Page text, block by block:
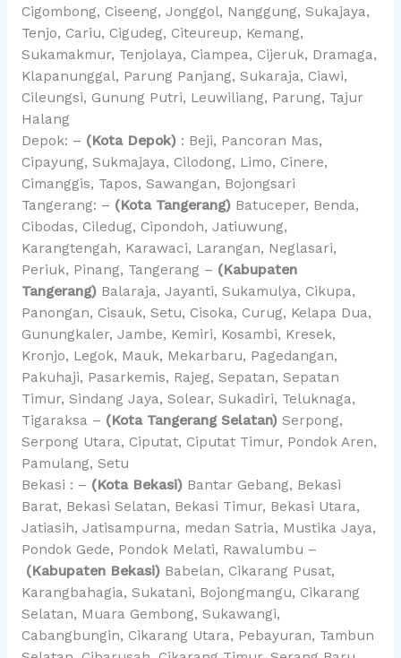
Cigombong, Ciseeng, Jonggol, Nanggung, Sukajaya,
Tenjo, Cariu, Cigudeg, Citeureup, Kemang,
Sukamakmur, Tenjolaya, Ciampea, Cijeruk, Dramaga,
Klapanunggal, Parung Panjang, Sukaraja, Ciawi,
Cileungsi, Gunung Putri, Leuwiliang, Parung, Tajur
Halang
Depok: – (Kota Depok): Beji, Pancoran Mas,
Cipayung, Sukmajaya, Cilodong, Limo, Cinere,
Cimanggis, Tapos, Sawangan, Bojongsari
Tangerang: – (Kota Tangerang)Batuceper, Benda,
Cibodas, Ciledug, Cipondoh, Jatiuwung,
Karangtengah, Karawaci, Larangan, Neglasari,
Periuk, Pinang, Tangerang – (Kabupaten
Tangerang)Balaraja, Jayanti, Sukamulya, Cikupa,
Panongan, Cisauk, Setu, Cisoka, Curug, Kelapa Dua,
Gunungkaler, Jambe, Kemiri, Kosambi, Kresek,
Kronjo, Legok, Mauk, Mekarbaru, Pagedangan,
Pakuhaji, Pasarkemis, Rajeg, Sepatan, Sepatan
Timur, Sindang Jaya, Solear, Sukadiri, Teluknaga,
Tigaraksa – (Kota Tangerang Selatan)Serpong,
Serpong Utara, Ciputat, Ciputat Timur, Pondok Aren,
Pamulang, Setu
Bekasi : – (Kota Bekasi)Bantar Gebang, Bekasi
Barat, Bekasi Selatan, Bekasi Timur, Bekasi Utara,
Jatiasih, Jatisampurna, medan Satria, Mustika Jaya,
Pondok Gede, Pondok Melati, Rawalumbu –
(Kabupaten Bekasi)Babelan, Cikarang Pusat,
Karangbahagia, Sukatani, Bojongmangu, Cikarang
Selatan, Muara Gembong, Sukawangi,
Cabangbungin, Cikarang Utara, Pebayuran, Tambun